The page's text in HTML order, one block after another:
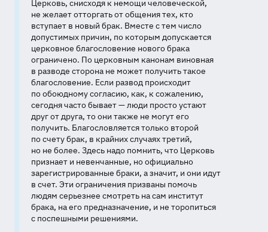
Церковь, снисходя к немощи человеческой,
не желает отторгать от общения тех, кто
вступает в новый брак. Вместе с тем число
допустимых причин, по которым допускается
церковное благословение нового брака
ограничено. По церковным канонам виновная
в разводе сторона не может получить такое
благословение. Если развод происходит
по обоюдному согласию, как, к сожалению,
сегодня часто бывает — люди просто устают
друг от друга, то они также не могут его
получить. Благословляется только второй
по счету брак, в крайних случаях третий,
но не более. Здесь надо помнить, что Церковь
признает и невенчанные, но официально
зарегистрированные браки, а значит, и они идут
в счет. Эти ограничения призваны помочь
людям серьезнее смотреть на сам институт
брака, на его предназначение, и не торопиться
с поспешными решениями.